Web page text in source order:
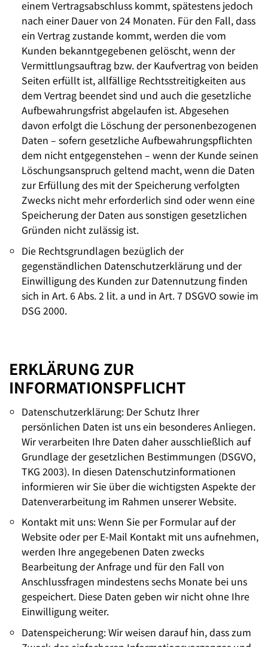
einem Vertragsabschluss kommt, spätestens jedoch
nach einer Dauer von 24 Monaten. Für den Fall, dass
ein Vertrag zustande kommt, werden die vom
Kunden bekanntgegebenen gelöscht, wenn der
Vermittlungsauftrag bzw. der Kaufvertrag von beiden
Seiten erfüllt ist, allfällige Rechtsstreitigkeiten aus
dem Vertrag beendet sind und auch die gesetzliche
Aufbewahrungsfrist abgelaufen ist. Abgesehen
davon erfolgt die Löschung der personenbezogenen
Daten – sofern gesetzliche Aufbewahrungspflichten
dem nicht entgegenstehen – wenn der Kunde seinen
Löschungsanspruch geltend macht, wenn die Daten
zur Erfüllung des mit der Speicherung verfolgten
Zwecks nicht mehr erforderlich sind oder wenn eine
Speicherung der Daten aus sonstigen gesetzlichen
Gründen nicht zulässig ist.
Die Rechtsgrundlagen bezüglich der
gegenständlichen Datenschutzerklärung und der
Einwilligung des Kunden zur Datennutzung finden
sich in Art. 6 Abs. 2 lit. a und in Art. 7 DSGVO sowie im
DSG 2000.
ERKLÄRUNG ZUR
INFORMATIONSPFLICHT
Datenschutzerklärung: Der Schutz Ihrer
persönlichen Daten ist uns ein besonderes Anliegen.
Wir verarbeiten Ihre Daten daher ausschließlich auf
Grundlage der gesetzlichen Bestimmungen (DSGVO,
TKG 2003). In diesen Datenschutzinformationen
informieren wir Sie über die wichtigsten Aspekte der
Datenverarbeitung im Rahmen unserer Website.
Kontakt mit uns: Wenn Sie per Formular auf der
Website oder per E-Mail Kontakt mit uns aufnehmen,
werden Ihre angegebenen Daten zwecks
Bearbeitung der Anfrage und für den Fall von
Anschlussfragen mindestens sechs Monate bei uns
gespeichert. Diese Daten geben wir nicht ohne Ihre
Einwilligung weiter.
Datenspeicherung: Wir weisen darauf hin, dass zum